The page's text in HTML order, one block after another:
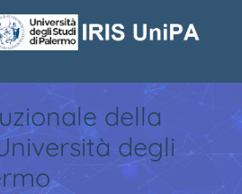
della
degli